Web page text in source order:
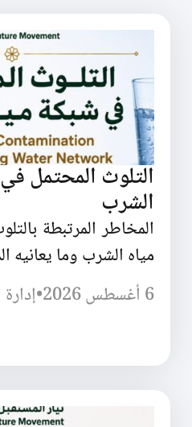
التلوث المحتمل
الشرب
المخاطر المرتبطة
مياه الشرب وما
6 أغسطس 2026
•